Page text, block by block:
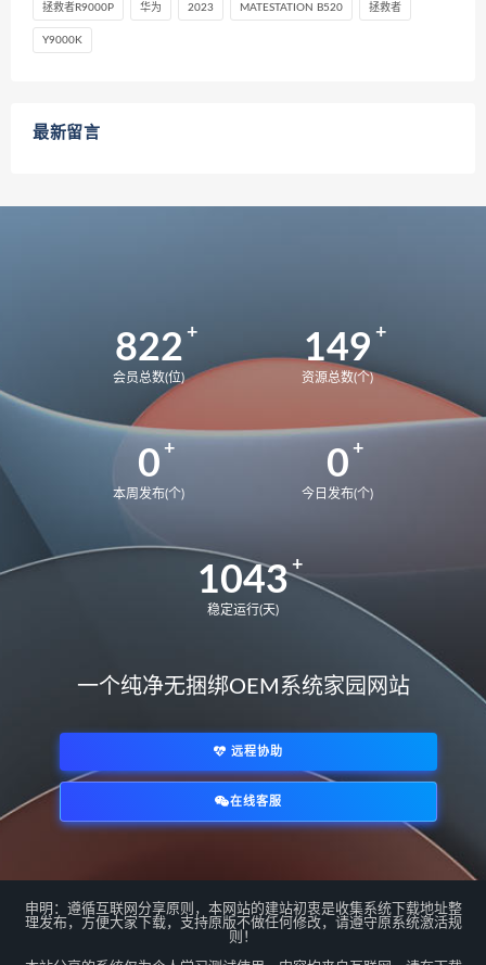
拯救者R9000P 华为 2023 MATESTATION B520 拯救者
Y9000K
最新留言
822
会员总数(位)
149
资源总数(个)
0
本周发布(个)
0
今日发布(个)
1043
稳定运行(天)
一个纯净无捆绑OEM系统家园网站
远程协助
在线客服
*/
申明：遵循互联网分享原则，本网站的建站初衷是收集系统下载地址整
理发布，方便大家下载，支持原版不做任何修改，请遵守原系统激活规
则！